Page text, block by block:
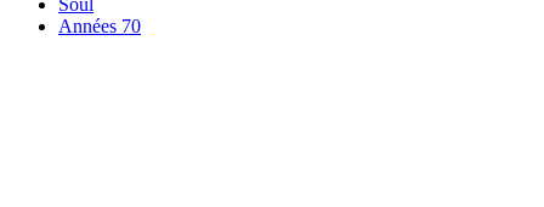
Soul
Années 70